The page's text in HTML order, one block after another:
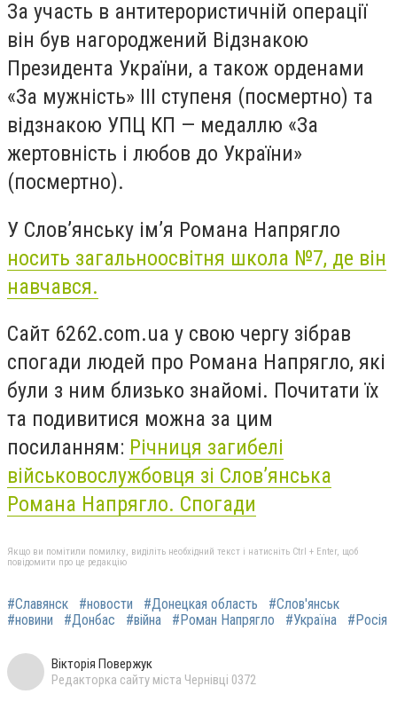
За участь в антитерористичній операції
він був нагороджений Відзнакою
Президента України, а також орденами
«За мужність» III ступеня (посмертно) та
відзнакою УПЦ КП — медаллю «За
жертовність і любов до України»
(посмертно).
У Слов’янську ім’я Романа Напрягло
носить загальноосвітня школа №7, де він
навчався.
Сайт 6262.com.ua у свою чергу зібрав
спогади людей про Романа Напрягло, які
були з ним близько знайомі. Почитати їх
та подивитися можна за цим
посиланням: Річниця загибелі
військовослужбовця зі Слов’янська
Романа Напрягло. Спогади
Якщо ви помітили помилку, виділіть необхідний текст і натисніть Ctrl + Enter, щоб
повідомити про це редакцію
#Славянск #новости #Донецкая область
#Слов'янськ
#новини
#Донбас #війна #Роман Напрягло #Україна #Росія
Вікторія Повержук
Редакторка сайту міста Чернівці 0372